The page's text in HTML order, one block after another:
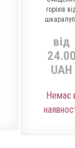
горіхів
від
UAH
Немає